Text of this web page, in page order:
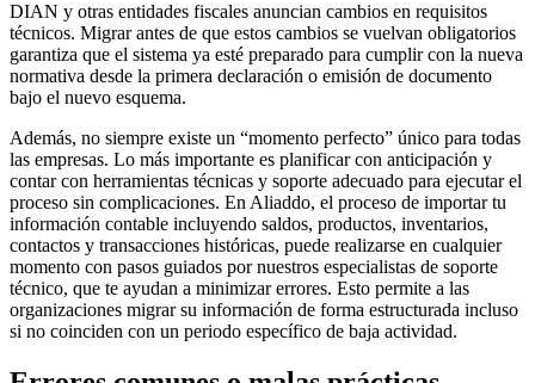
DIAN y otras entidades fiscales anuncian cambios en requisitos
técnicos. Migrar antes de que estos cambios se vuelvan obligatorios
garantiza que el sistema ya esté preparado para cumplir con la nueva
normativa desde la primera declaración o emisión de documento
bajo el nuevo esquema.
Además, no siempre existe un “momento perfecto” único para todas
las empresas. Lo más importante es planificar con anticipación y
contar con herramientas técnicas y soporte adecuado para ejecutar el
proceso sin complicaciones. En Aliaddo, el proceso de importar tu
información contable incluyendo saldos, productos, inventarios,
contactos y transacciones históricas, puede realizarse en cualquier
momento con pasos guiados por nuestros especialistas de soporte
técnico, que te ayudan a minimizar errores. Esto permite a las
organizaciones migrar su información de forma estructurada incluso
si no coinciden con un periodo específico de baja actividad.